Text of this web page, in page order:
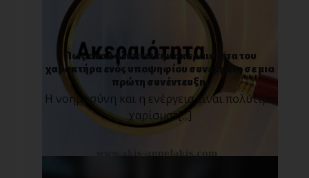
Πως ανακαλύπτω την ακεραιότητα του
χαρακτήρα ενός υποψηφίου συνεργάτη σε μια
πρώτη συνέντευξη;
Η νοημοσύνη και η ενέργεια είναι πολύτιμα
χαρίσματ[...]